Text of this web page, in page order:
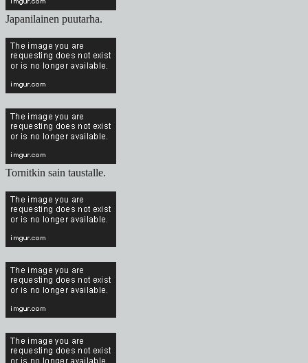
Japanilainen puutarha.
Tornitkin sain taustalle.